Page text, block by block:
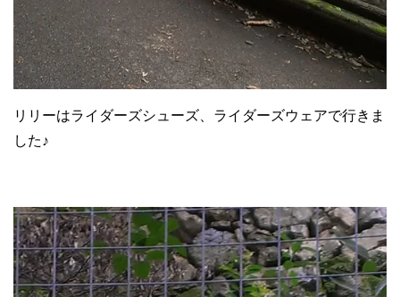
リリーはライダーズシューズ、ライダーズウェアで行きま
した♪